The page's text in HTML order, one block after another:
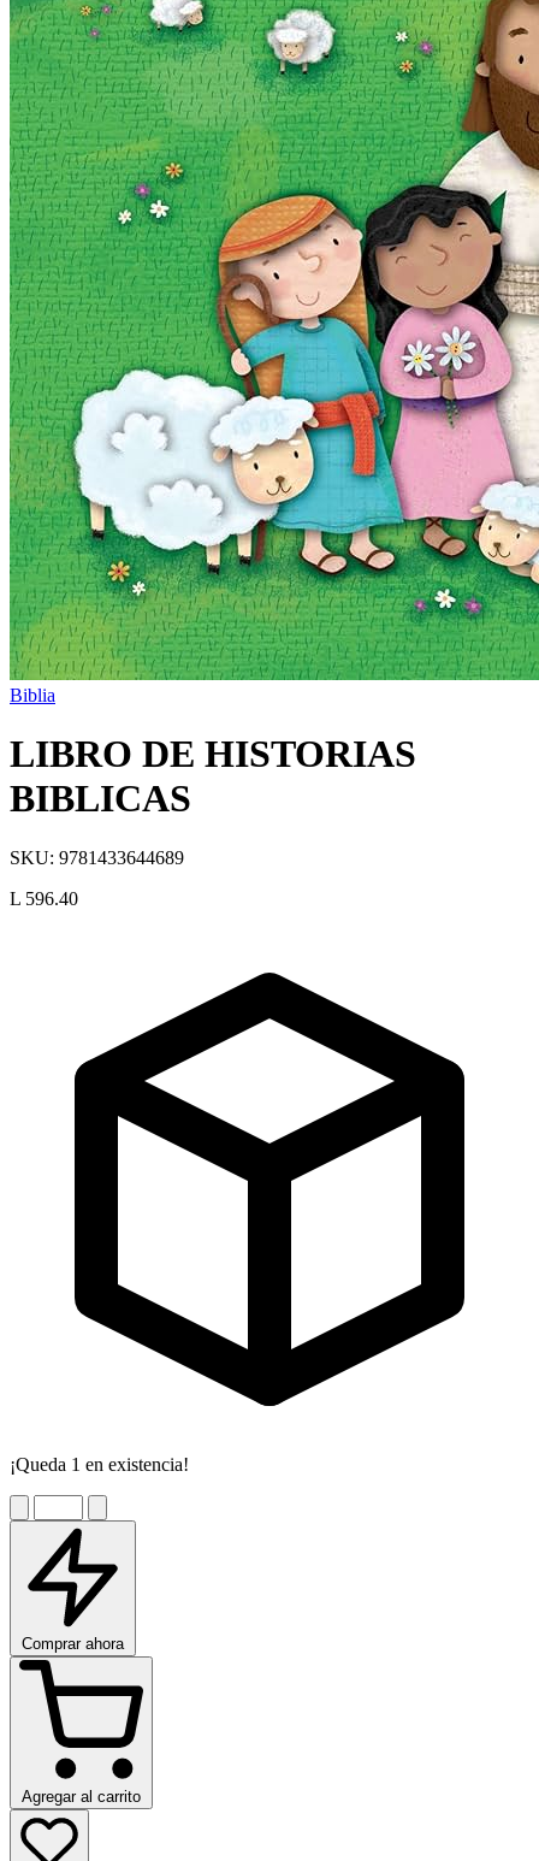
Biblia
LIBRO DE HISTORIAS
BIBLICAS
SKU: 9781433644689
L 596.40
¡Queda 1 en existencia!
Comprar ahora
Agregar al carrito